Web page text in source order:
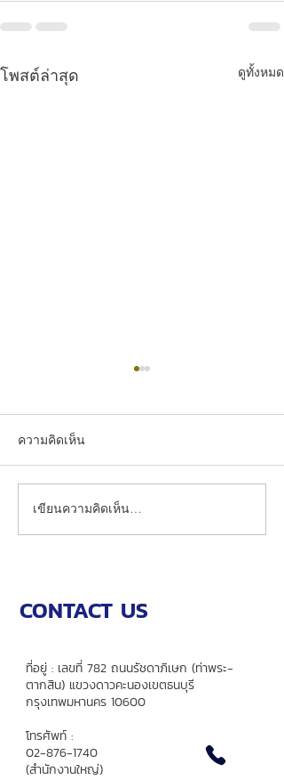
โพสต์ล่าสุด ดูทั้งหมด
TSN ชูนวัตกรรมก่อสร้าง
ยุคใหม่ “Ezy Wall” พร้อม
ความคิดเห็น
เขียนความคิดเห็น…
CONTACT US
ที่อยู่ : เลขที่ 782 ถนนรัชดาภิเษก (ท่าพระ-
ตากสิน) แขวงดาวคะนองเขตธนบุรี
กรุงเทพมหานคร 10600
โทรศัพท์ :
02-876-1740
(สำนักงานใหญ่)